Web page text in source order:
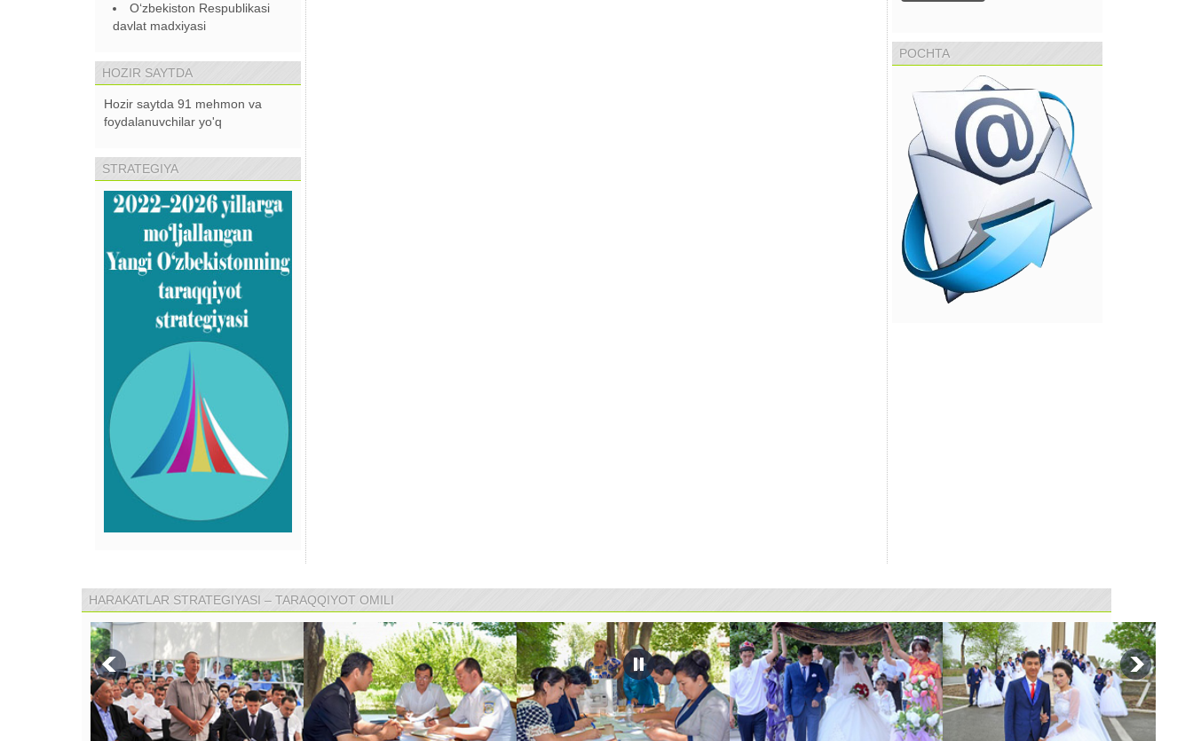
O‘zbekiston Respublikasi
davlat madxiyasi
HOZIR SAYTDA
Hozir saytda 91 mehmon va
foydalanuvchilar yo'q
STRATEGIYA
POCHTA
HARAKATLAR STRATEGIYASI – TARAQQIYOT OMILI